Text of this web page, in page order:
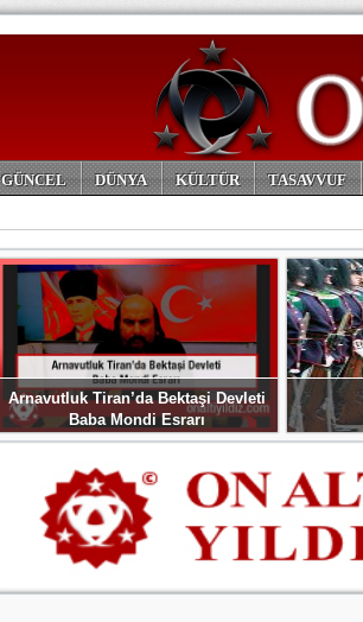
GÜNCEL DÜNYA KÜLTÜR TASAVVUF
Arnavutluk Tiran’da Bektaşi Devleti
Baba Mondi Esrarı